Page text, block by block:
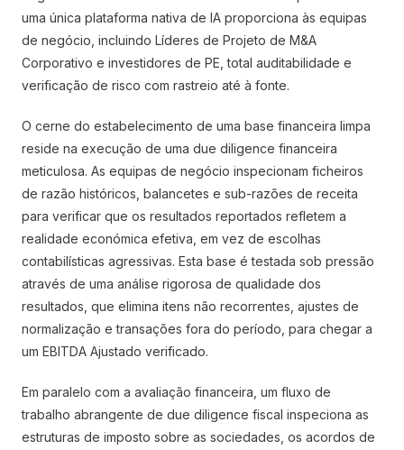
uma única plataforma nativa de IA proporciona às equipas
de negócio, incluindo Líderes de Projeto de M&A
Corporativo e investidores de PE, total auditabilidade e
verificação de risco com rastreio até à fonte.
O cerne do estabelecimento de uma base financeira limpa
reside na execução de uma due diligence financeira
meticulosa. As equipas de negócio inspecionam ficheiros
de razão históricos, balancetes e sub-razões de receita
para verificar que os resultados reportados refletem a
realidade económica efetiva, em vez de escolhas
contabilísticas agressivas. Esta base é testada sob pressão
através de uma análise rigorosa de qualidade dos
resultados, que elimina itens não recorrentes, ajustes de
normalização e transações fora do período, para chegar a
um EBITDA Ajustado verificado.
Em paralelo com a avaliação financeira, um fluxo de
trabalho abrangente de due diligence fiscal inspeciona as
estruturas de imposto sobre as sociedades, os acordos de